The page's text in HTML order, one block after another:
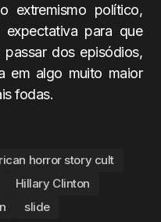
extremismo político,
para que
dos episódios,
em algo muito maior
fodas.
horror story cult
Hillary Clinton
slide